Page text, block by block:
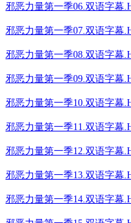
邪恶力量第一季06.双语字幕
邪恶力量第一季07.双语字幕
邪恶力量第一季08.双语字幕
邪恶力量第一季09.双语字幕
邪恶力量第一季10.双语字幕
邪恶力量第一季11.双语字幕
邪恶力量第一季12.双语字幕
邪恶力量第一季13.双语字幕
邪恶力量第一季14.双语字幕